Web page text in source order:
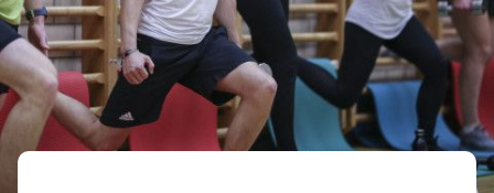
Events
ASVZ@home